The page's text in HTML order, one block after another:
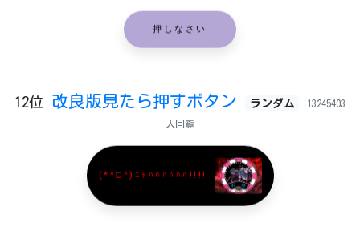
押しなさい
12位 改良版見たら押すボタン ランダム 13245403
人回覧
(*^□^)ﾆｬﾊﾊﾊﾊﾊﾊ!!!!